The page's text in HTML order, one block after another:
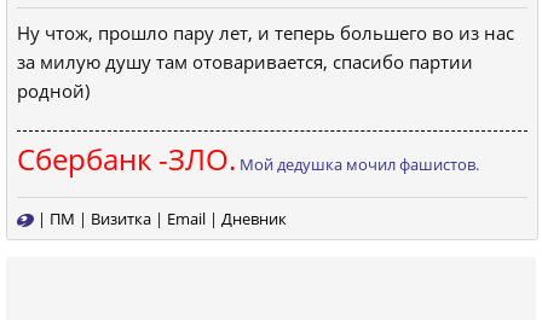
Ну чтож, прошло пару лет, и теперь большего во из нас
за милую душу там отоваривается, спасибо партии
родной)
Сбербанк -ЗЛО. Мой дедушка мочил фашистов.
| ПМ | Визитка | Email | Дневник